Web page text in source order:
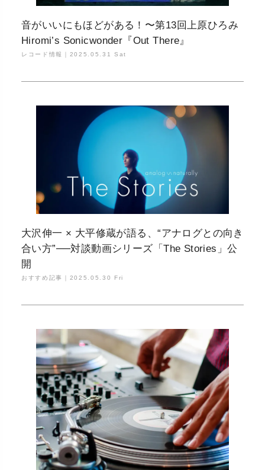
音がいいにもほどがある！〜第13回上原ひろみ
Hiromi’s Sonicwonder『Out There』
レコード情報｜ 2025.05.31 Sat
大沢伸一 × 大平修蔵が語る、“アナログとの向き
合い方”──対談動画シリーズ「The Stories」公
開
おすすめ記事｜ 2025.05.30 Fri